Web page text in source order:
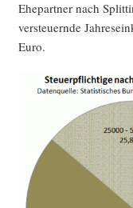
Ehe­part­ner nach
ver­steu­ern­de
Euro.